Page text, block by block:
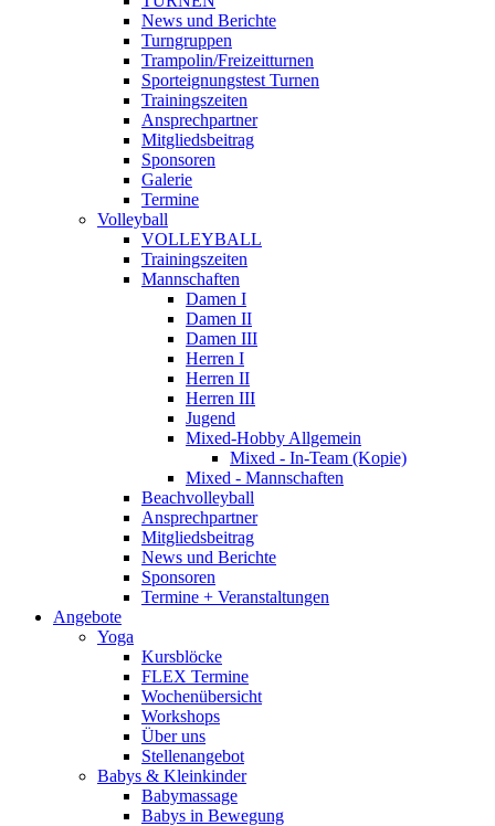
News und Berichte
Turngruppen
Trampolin/Freizeitturnen
Sporteignungstest Turnen
Trainingszeiten
Ansprechpartner
Mitgliedsbeitrag
Sponsoren
Galerie
Termine
Volleyball
VOLLEYBALL
Trainingszeiten
Mannschaften
Damen I
Damen II
Damen III
Herren I
Herren II
Herren III
Jugend
Mixed-Hobby Allgemein
Mixed - In-Team (Kopie)
Mixed - Mannschaften
Beachvolleyball
Ansprechpartner
Mitgliedsbeitrag
News und Berichte
Sponsoren
Termine + Veranstaltungen
Angebote
Yoga
Kursblöcke
FLEX Termine
Wochenübersicht
Workshops
Über uns
Stellenangebot
Babys & Kleinkinder
Babymassage
Babys in Bewegung